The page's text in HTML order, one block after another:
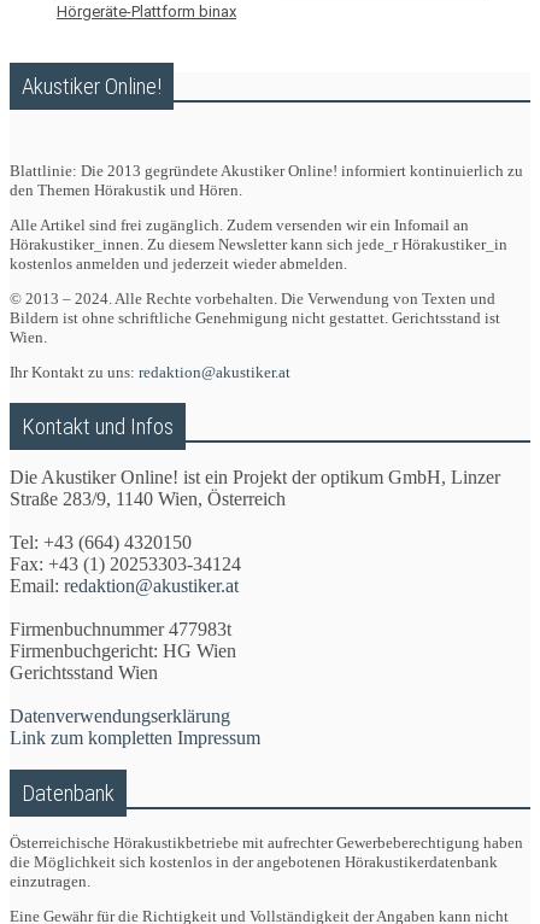
Hörgeräte-Plattform binax
Akustiker Online!
Blattlinie: Die 2013 gegründete Akustiker Online! informiert kontinuierlich zu
den Themen Hörakustik und Hören.
Alle Artikel sind frei zugänglich. Zudem versenden wir ein Infomail an
Hörakustiker_innen. Zu diesem Newsletter kann sich jede_r Hörakustiker_in
kostenlos anmelden und jederzeit wieder abmelden.
© 2013 – 2024. Alle Rechte vorbehalten. Die Verwendung von Texten und
Bildern ist ohne schriftliche Genehmigung nicht gestattet. Gerichtsstand ist
Wien.
Ihr Kontakt zu uns: redaktion@akustiker.at
Kontakt und Infos
Die Akustiker Online! ist ein Projekt der optikum GmbH, Linzer
Straße 283/9, 1140 Wien, Österreich
Tel: +43 (664) 4320150
Fax: +43 (1) 20253303-34124
Email: redaktion@akustiker.at
Firmenbuchnummer 477983t
Firmenbuchgericht: HG Wien
Gerichtsstand Wien
Datenverwendungserklärung
Link zum kompletten Impressum
Datenbank
Österreichische Hörakustikbetriebe mit aufrechter Gewerbeberechtigung haben
die Möglichkeit sich kostenlos in der angebotenen Hörakustikerdatenbank
einzutragen.
Eine Gewähr für die Richtigkeit und Vollständigkeit der Angaben kann nicht